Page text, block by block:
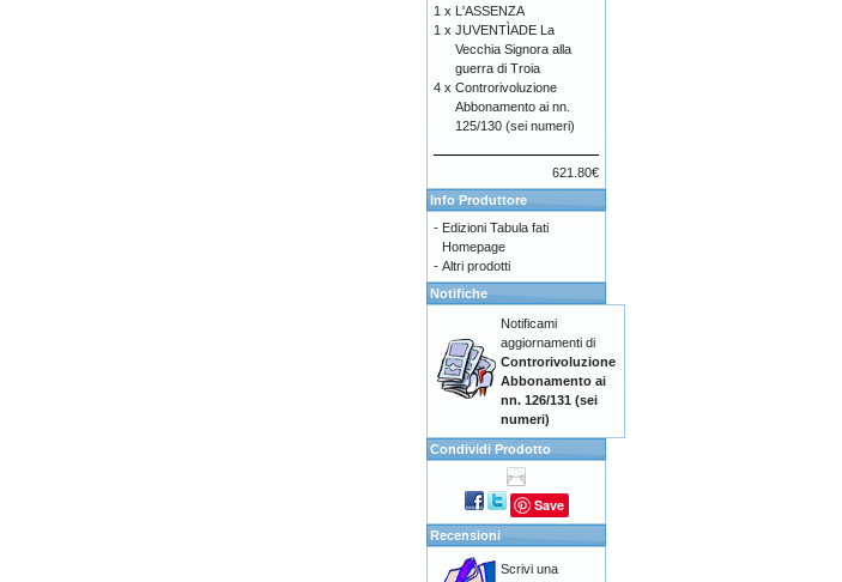
1 x L'ASSENZA
1 x JUVENTÌADE La
Vecchia Signora alla
guerra di Troia
4 x Controrivoluzione
Abbonamento ai nn.
125/130 (sei numeri)
621.80€
Info Produttore
- Edizioni Tabula fati
Homepage
- Altri prodotti
Notifiche
Notificami
aggiornamenti di
Controrivoluzione
Abbonamento ai
nn. 126/131 (sei
numeri)
Condividi Prodotto
Save
Recensioni
Scrivi una